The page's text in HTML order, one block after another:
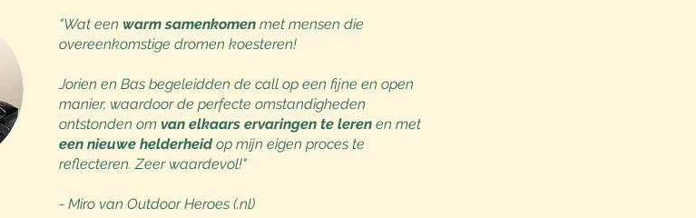
"Wat een warm samenkomen met mensen die
overeenkomstige dromen koesteren!
Jorien en Bas begeleidden de call op een fijne en open
manier, waardoor de perfecte omstandigheden
ontstonden om van elkaars ervaringen te leren en met
een nieuwe helderheidop mijn eigen proces te
reflecteren. Zeer waardevol!"
- Miro van Outdoor Heroes (.nl)